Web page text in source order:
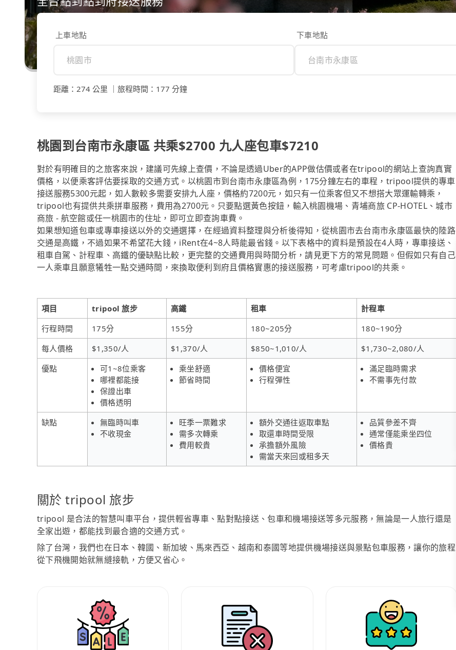
上車地點 下車地點
距離 ： 274 公里 旅程時間 ： 177 分鐘
桃園到台南市永康區 共乘$2700 九人座包車$7210
對於有明確目的之旅客來說，建議可先線上查價，不論是透過Uber的APP做估價或者在tripool的網站上查詢真實
價格，以便乘客評估要採取的交通方式。以桃園市到台南市永康區為例，175分鐘左右的車程，tripool提供的專車
接送服務5300元起，如人數較多需要安排九人座，價格約7200元，如只有一位乘客但又不想搭大眾運輸轉乘，
tripool也有提供共乘拼車服務，費用為2700元。只要點選黃色按鈕，輸入桃園機場、青埔商旅 CP-HOTEL、城市
商旅 - 航空館或任一桃園市的住址，即可立即查詢車費。
如果想知道包車或專車接送以外的交通選擇，在經過資料整理與分析後得知，從桃園市去台南市永康區最快的陸路
交通是高鐵，不過如果不希望花大錢，iRent在4~8人時能最省錢。以下表格中的資料是預設在4人時，專車接送、
租車自駕、計程車、高鐵的優缺點比較，更完整的交通費用與時間分析，請見更下方的常見問題。但假如只有自己
一人乘車且願意犧牲一點交通時間，來換取便利到府且價格實惠的接送服務，可考慮tripool的共乘。
項目 tripool 旅步 高鐵 租車
計程車
行程時間
175分 155分 180~205分
180~190分
每人價格
$1,350/人 $1,370/人 $850~1,010/人
$1,730~2,080/人
優點
可1~8位乘客
哪裡都能接
保證出車
價格透明
乘坐舒適
節省時間
價格便宜
行程彈性
滿足臨時需求
不需事先付款
缺點
無臨時叫車
不收現金
旺季一票難求
需多次轉乘
費用較貴
額外交通往返取車點
取還車時間受限
承擔額外風險
需當天來回或租多天
品質參差不齊
通常僅能乘坐四位
價格貴
關於 tripool 旅步
tripool 是合法的智慧叫車平台，提供輕省專車、點對點接送、包車和機場接送等多元服務，無論是一人旅行還是
全家出遊，都能找到最合適的交通方式。
除了台灣，我們也在日本、韓國、新加坡、馬來西亞、越南和泰國等地提供機場接送與景點包車服務，讓你的旅程
從下飛機開始就無縫接軌，方便又省心。